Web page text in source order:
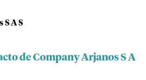
A S
de Company Arjanos S A